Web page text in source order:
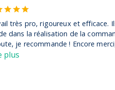
efficace. Ils ont été très
la commande et très à
merci, on adore nos